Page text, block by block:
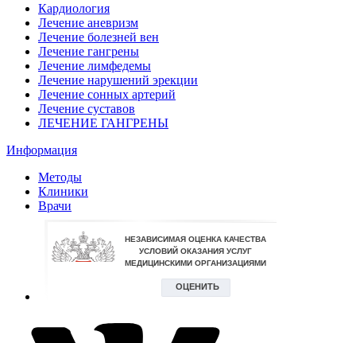
Кардиология
Лечение аневризм
Лечение болезней вен
Лечение гангрены
Лечение лимфедемы
Лечение нарушений эрекции
Лечение сонных артерий
Лечение суставов
ЛЕЧЕНИЕ ГАНГРЕНЫ
Информация
Методы
Клиники
Врачи